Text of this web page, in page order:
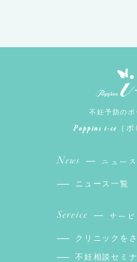
不妊予防のポ
Poppins i-ce （
News ニュース
ニュース一覧
Service サービ
クリニックを
不妊相談セミ